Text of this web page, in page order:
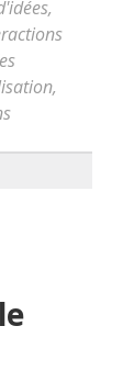
,
,